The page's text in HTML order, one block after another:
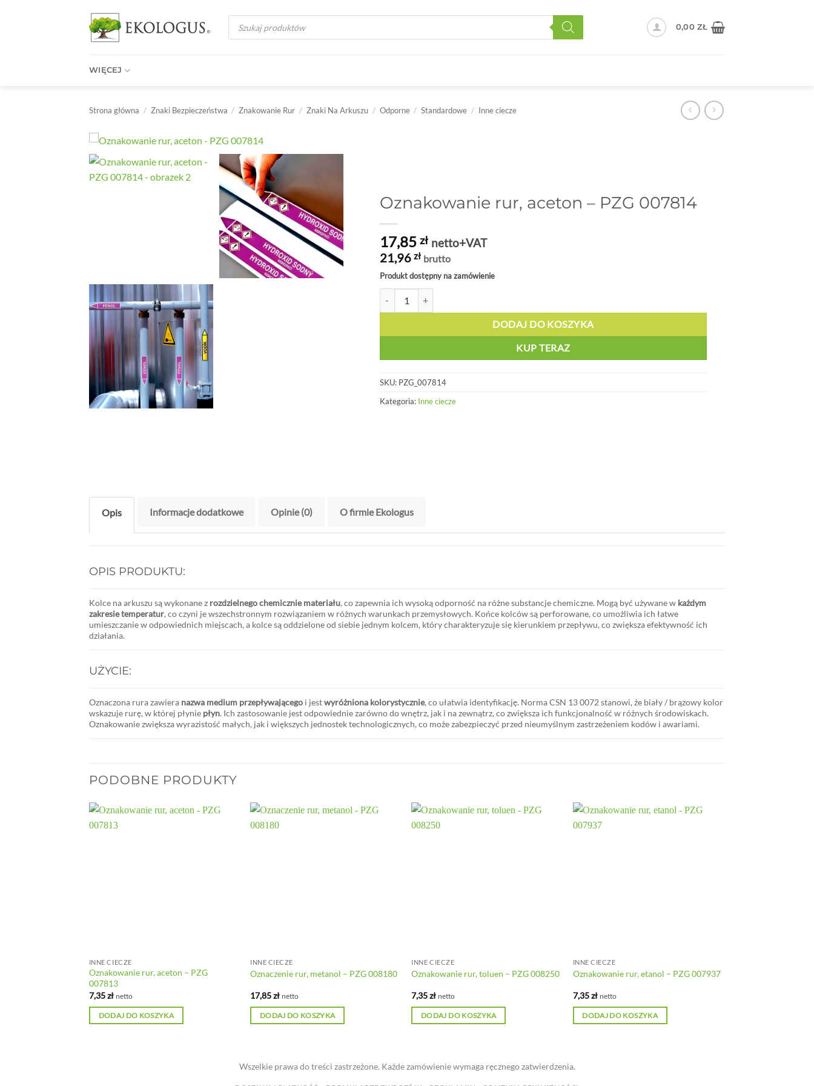
Wyszukiwarka
produktów
0,00ZŁ
WIĘCEJ
Strona główna / Znaki Bezpieczeństwa / Znakowanie Rur / Znaki Na Arkuszu / Odporne / Standardowe / Inne ciecze
Oznakowanie rur, aceton – PZG 007814
17,85 zł netto+VAT
21,96 zł brutto
Produkt dostępny na zamówienie
DODAJ DO KOSZYKA
KUP TERAZ
SKU: PZG_007814
Kategoria: Inne ciecze
Opis Informacje dodatkowe Opinie (0) O firmie Ekologus
OPIS PRODUKTU:
Kolce na arkuszu są wykonane z rozdzielnego chemicznie materiału, co zapewnia ich wysoką odporność na różne substancje chemiczne. Mogą być używane w każdym
zakresie temperatur, co czyni je wszechstronnym rozwiązaniem w różnych warunkach przemysłowych. Końce kolców są perforowane, co umożliwia ich łatwe
umieszczanie w odpowiednich miejscach, a kolce są oddzielone od siebie jednym kolcem, który charakteryzuje się kierunkiem przepływu, co zwiększa efektywność ich
działania.
UŻYCIE:
Oznaczona rura zawiera nazwa medium przepływającego i jestwyróżniona kolorystycznie, co ułatwia identyfikację. Norma CSN 13 0072 stanowi, że biały / brązowy kolor
wskazuje rurę, w której płynie płyn. Ich zastosowanie jest odpowiednie zarówno do wnętrz, jak i na zewnątrz, co zwiększa ich funkcjonalność w różnych środowiskach.
Oznakowanie zwiększa wyrazistość małych, jak i większych jednostek technologicznych, co może zabezpieczyć przed nieumyślnym zastrzeżeniem kodów i awariami.
PODOBNE PRODUKTY
INNE CIECZE
Oznakowanie rur, aceton – PZG
007813
7,35zł netto
DODAJ DO KOSZYKA
INNE CIECZE
Oznaczenie rur, metanol – PZG 008180
17,85zł netto
DODAJ DO KOSZYKA
INNE CIECZE
Oznakowanie rur, toluen – PZG 008250
7,35zł netto
DODAJ DO KOSZYKA
INNE CIECZE
Oznakowanie rur, etanol – PZG 007937
7,35zł netto
DODAJ DO KOSZYKA
Wszelkie prawa do treści zastrzeżone. Każde zamówienie wymaga ręcznego zatwierdzenia.